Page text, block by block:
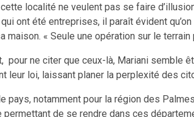
localité ne veulent pas se faire
ont été entreprises, il paraît évident
« Seule une opération sur le
ne citer que ceux-là, Mariani semble
loi, laissant planer la perplexité des
notamment pour la région des
de se rendre dans ces